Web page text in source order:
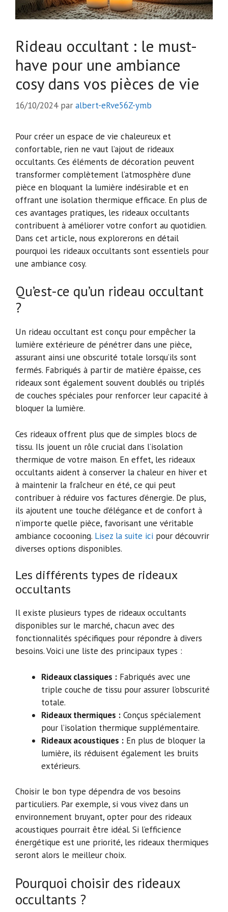
Rideau occultant : le must-
have pour une ambiance
cosy dans vos pièces de vie
16/10/2024 par albert-eRve56Z-ymb
Pour créer un espace de vie chaleureux et
confortable, rien ne vaut l’ajout de rideaux
occultants. Ces éléments de décoration peuvent
transformer complètement l’atmosphère d’une
pièce en bloquant la lumière indésirable et en
offrant une isolation thermique efficace. En plus de
ces avantages pratiques, les rideaux occultants
contribuent à améliorer votre confort au quotidien.
Dans cet article, nous explorerons en détail
pourquoi les rideaux occultants sont essentiels pour
une ambiance cosy.
Qu’est-ce qu’un rideau occultant
?
Un rideau occultant est conçu pour empêcher la
lumière extérieure de pénétrer dans une pièce,
assurant ainsi une obscurité totale lorsqu’ils sont
fermés. Fabriqués à partir de matière épaisse, ces
rideaux sont également souvent doublés ou triplés
de couches spéciales pour renforcer leur capacité à
bloquer la lumière.
Ces rideaux offrent plus que de simples blocs de
tissu. Ils jouent un rôle crucial dans l’isolation
thermique de votre maison. En effet, les rideaux
occultants aident à conserver la chaleur en hiver et
à maintenir la fraîcheur en été, ce qui peut
contribuer à réduire vos factures d’énergie. De plus,
ils ajoutent une touche d’élégance et de confort à
n’importe quelle pièce, favorisant une véritable
ambiance cocooning. Lisez la suite ici pour découvrir
diverses options disponibles.
Les différents types de rideaux
occultants
Il existe plusieurs types de rideaux occultants
disponibles sur le marché, chacun avec des
fonctionnalités spécifiques pour répondre à divers
besoins. Voici une liste des principaux types :
Rideaux classiques : Fabriqués avec une
triple couche de tissu pour assurer l’obscurité
totale.
Rideaux thermiques : Conçus spécialement
pour l’isolation thermique supplémentaire.
Rideaux acoustiques : En plus de bloquer la
lumière, ils réduisent également les bruits
extérieurs.
Choisir le bon type dépendra de vos besoins
particuliers. Par exemple, si vous vivez dans un
environnement bruyant, opter pour des rideaux
acoustiques pourrait être idéal. Si l’efficience
énergétique est une priorité, les rideaux thermiques
seront alors le meilleur choix.
Pourquoi choisir des rideaux
occultants ?